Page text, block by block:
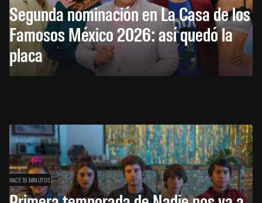
Segunda nominación en La Casa de los
Famosos México 2026: así quedó la
placa
HACE 19 MINUTOS